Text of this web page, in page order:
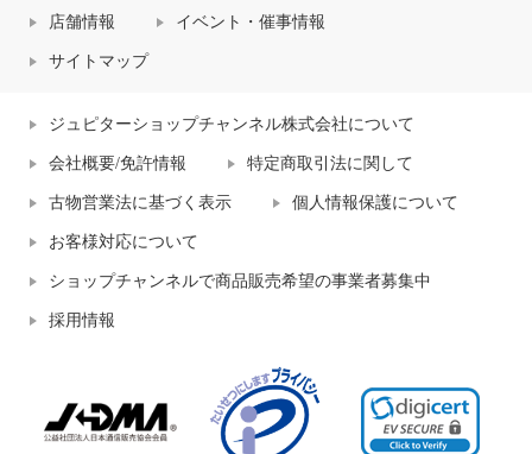
店舗情報 イベント・催事情報
サイトマップ
ジュピターショップチャンネル株式会社について
会社概要/免許情報 特定商取引法に関して
古物営業法に基づく表示 個人情報保護について
お客様対応について
ショップチャンネルで商品販売希望の事業者募集中
採用情報